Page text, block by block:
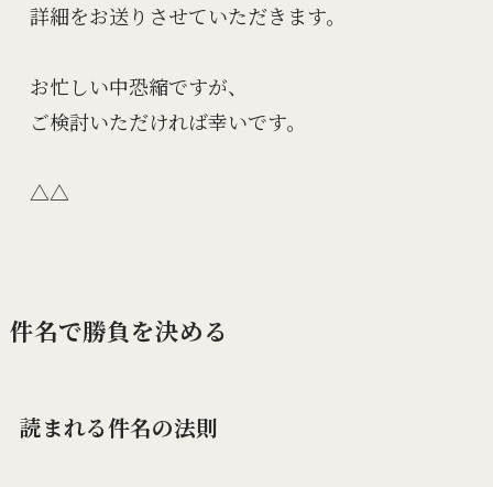
詳細をお送りさせていただきます。
お忙しい中恐縮ですが、
ご検討いただければ幸いです。
件名で勝負を決める
読まれる件名の法則